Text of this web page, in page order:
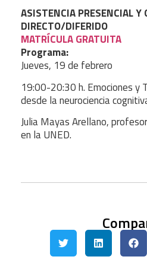
ASISTENCIA PRESENCIAL Y
DIRECTO/DIFERIDO
MATRÍCULA GRATUITA
Programa:
Jueves, 19 de febrero
19:00-20:30 h. Emociones y
desde la neurociencia
Julia Mayas Arellano,
en la UNED.